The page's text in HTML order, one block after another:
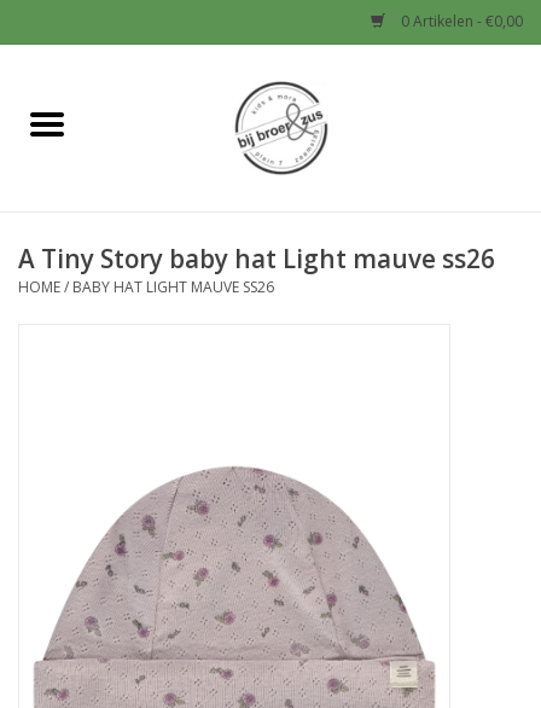
0 Artikelen - €0,00
Home
Baby
Schoenen en Tassen
Speelgoed
Cadeaubonnen
A Tiny Story baby hat Light mauve ss26
HOME/ BABY HAT LIGHT MAUVE SS26